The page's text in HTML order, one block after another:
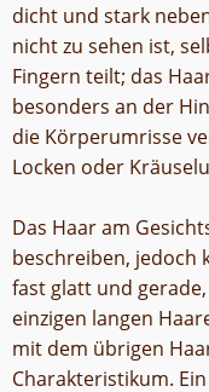
dicht und stark
nicht zu sehen ist,
Fingern teilt; das
besonders an der
die Körperumrisse
Locken oder
Das Haar am
beschreiben, jedoch
fast glatt und
einzigen langen
mit dem übrigen
Charakteristikum.